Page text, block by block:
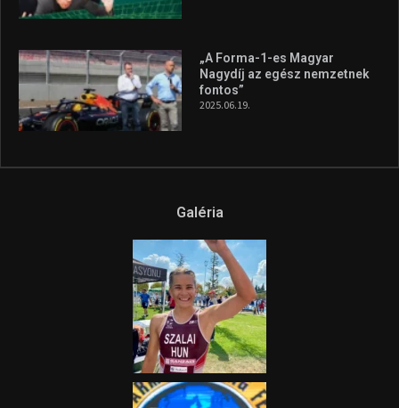
„A Forma-1-es Magyar
Nagydíj az egész nemzetnek
fontos”
2025.06.19.
Galéria